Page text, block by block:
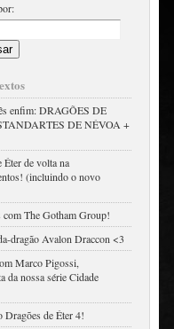
enfim: DRAGÕES DE
DE NÉVOA +
Éter de volta na
(incluindo o novo
com The Gotham Group!
dragão Avalon Draccon <3
Marco Pigossi,
da nossa série Cidade
Dragões de Éter 4!